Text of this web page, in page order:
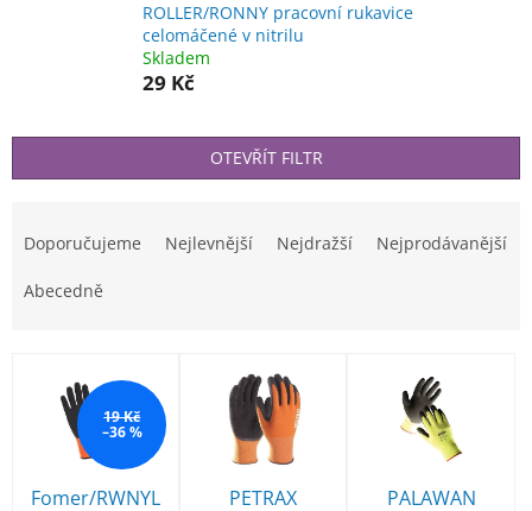
ROLLER/RONNY pracovní rukavice
celomáčené v nitrilu
Skladem
29 Kč
OTEVŘÍT FILTR
Doporučujeme Nejlevnější Nejdražší Nejprodávanější
Abecedně
19 Kč
–36 %
Fomer/RWNYL
PETRAX
PALAWAN